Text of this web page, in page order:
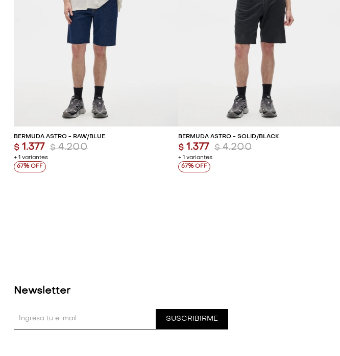
AGREGAR AL CARRITO
BERMUDA ASTRO - RAW/BLUE
+ 1 variantes
$ 1.377 $ 4.200
67
AGREGAR AL CARRITO
BERMUDA ASTRO - SOLID/BLACK
+ 1 variantes
$ 1.377 $ 4.200
67
Newsletter
SUSCRIBIRME